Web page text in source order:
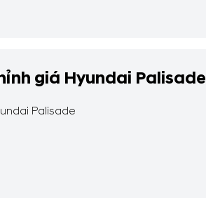
giá Hyundai Palisade
Palisade